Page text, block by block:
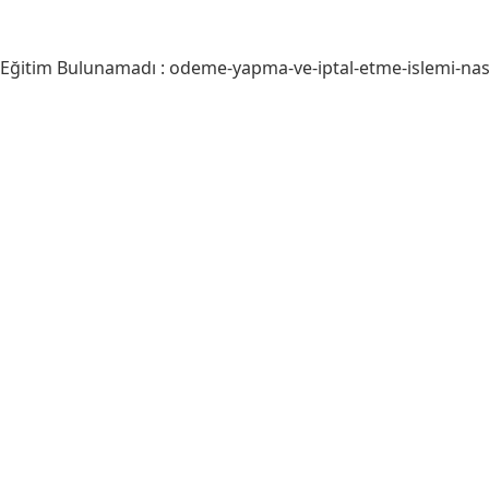
Eğitim Bulunamadı : odeme-yapma-ve-iptal-etme-islemi-